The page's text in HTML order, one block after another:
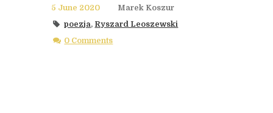
5 June 2020
Marek Koszur
poezja, Ryszard Leoszewski
0 Comments